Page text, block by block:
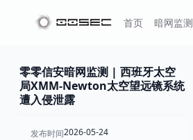
首页 暗网监测
零零信安暗网监测 | 西班牙太空
局XMM-Newton太空望远镜系统
遭入侵泄露
发布时间2026-05-24